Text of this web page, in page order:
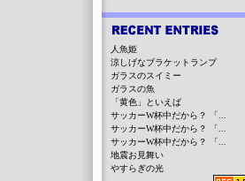
人魚姫
涼しげなブラケットランプ
ガラスのスイミー
ガラスの魚
「黄色」といえば
サッカーW杯中だから？ 「...
サッカーW杯中だから？ 「...
サッカーW杯中だから？ 「...
地震お見舞い
やすらぎの光